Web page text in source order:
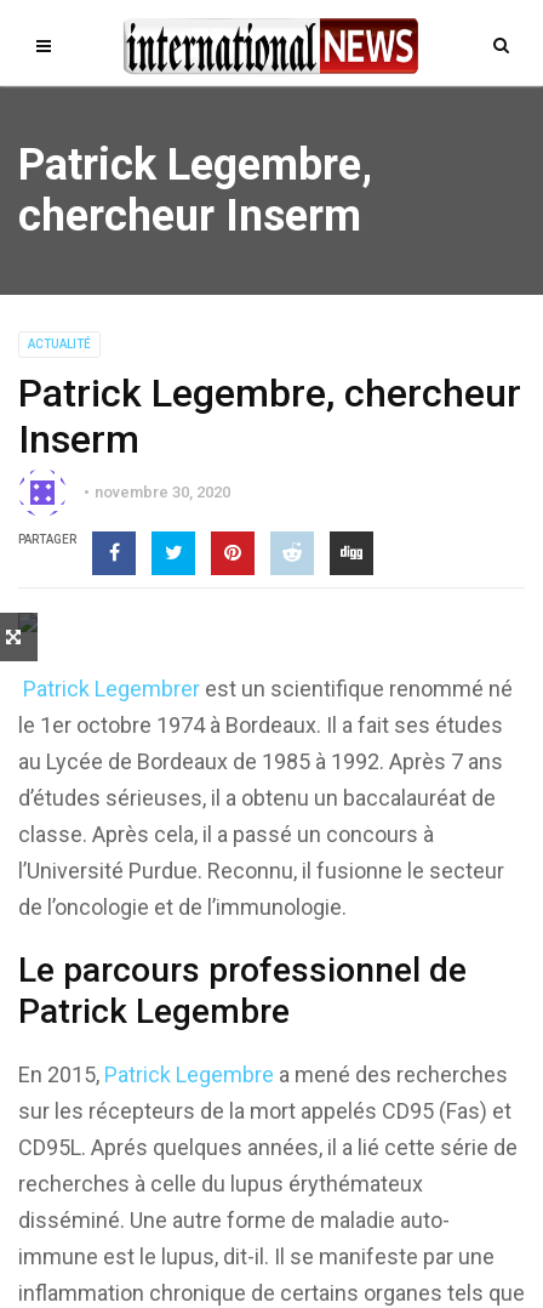
Patrick Legembre,
chercheur Inserm
ACTUALITÉ
Patrick Legembre, chercheur
Inserm
novembre 30, 2020
PARTAGER
Patrick Legembrer est un scientifique renommé né
le 1er octobre 1974 à Bordeaux. Il a fait ses études
au Lycée de Bordeaux de 1985 à 1992. Après 7 ans
d’études sérieuses, il a obtenu un baccalauréat de
classe. Après cela, il a passé un concours à
l’Université Purdue. Reconnu, il fusionne le secteur
de l’oncologie et de l’immunologie.
Le parcours professionnel de
Patrick Legembre
En 2015, Patrick Legembre a mené des recherches
sur les récepteurs de la mort appelés CD95 (Fas) et
CD95L. Aprés quelques années, il a lié cette série de
recherches à celle du lupus érythémateux
disséminé. Une autre forme de maladie auto-
immune est le lupus, dit-il. Il se manifeste par une
inflammation chronique de certains organes tels que